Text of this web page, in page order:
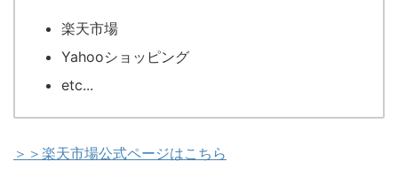
楽天市場
Yahooショッピング
etc...
＞＞楽天市場公式ページはこちら